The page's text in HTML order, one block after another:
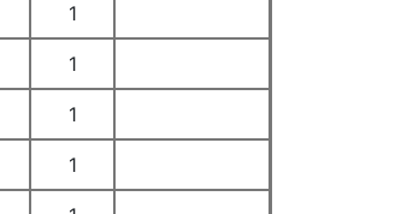
1
1
1
1